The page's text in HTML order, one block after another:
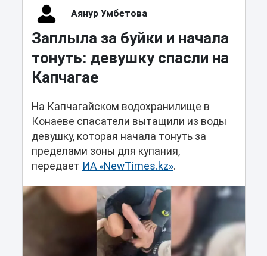
Аянур Умбетова
Заплыла за буйки и начала
тонуть: девушку спасли на
Капчагае
На Капчагайском водохранилище в
Конаеве спасатели вытащили из воды
девушку, которая начала тонуть за
пределами зоны для купания,
передает ИА «NewTimes.kz».